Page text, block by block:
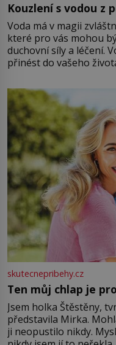
Kouzlení s vodou z
Voda má v magii
které pro vás mohou
duchovní síly a léčení.
přinést do vašeho
můžete obohatit své
větší harmonii a klid. Je
skutecnepribehy.cz
Ten můj chlap je
Jsem holka Štěstěny,
představila Mirka.
ji neopustilo nikdy.